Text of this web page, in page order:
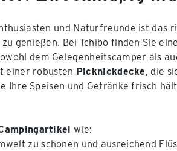
und Naturfreunde ist das
genießen. Bei Tchibo finden Sie
dem Gelegenheitscamper als
einer robusten Picknickdecke, die
Ihre Speisen und Getränke frisch
wie:
zu schonen und ausreichend